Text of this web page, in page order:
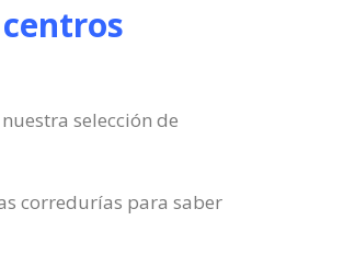
selección de
corredurías para saber